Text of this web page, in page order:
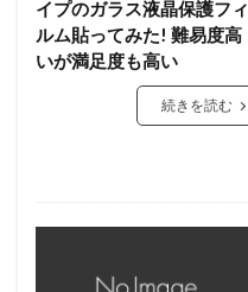
イプのガラス液晶保護フィ
ルム貼ってみた! 難易度高
いが満足度も高い
続きを読む